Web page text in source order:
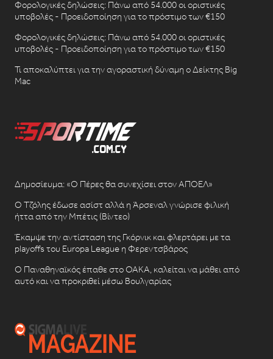
Φορολογικές δηλώσεις: Πάνω από 54.000 οι οριστικές
υποβολές - Προειδοποίηση για το πρόστιμο των €150
Φορολογικές δηλώσεις: Πάνω από 54.000 οι οριστικές
υποβολές - Προειδοποίηση για το πρόστιμο των €150
Τι αποκαλύπτει για την αγοραστική δύναμη ο Δείκτης Big
Mac
Δημοσίευμα: «Ο Πέρες θα συνεχίσει στον ΑΠΟΕΛ»
Ο Τζόλης έδωσε ασίστ αλλά η Άρσεναλ γνώρισε φιλική
ήττα από την Μπέτις (Βίντεο)
Έκαμψε την αντίσταση της Γκόρνικ και φλερτάρει με τα
playoffs του Europa League η Φερεντσβάρος
Ο Παναθηναϊκός έπαθε στο ΟΑΚΑ, καλείται να μάθει από
αυτό και να προκριθεί μέσω Βουλγαρίας